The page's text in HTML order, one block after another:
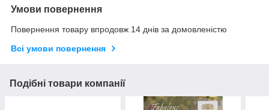
Умови повернення
Повернення товару впродовж 14 днів за домовленістю
Всі умови повернення
Подібні товари компанії